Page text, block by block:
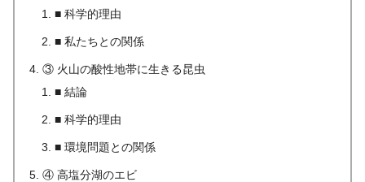
■ 科学的理由
■ 私たちとの関係
③ 火山の酸性地帯に生きる昆虫
■ 結論
■ 科学的理由
■ 環境問題との関係
④ 高塩分湖のエビ